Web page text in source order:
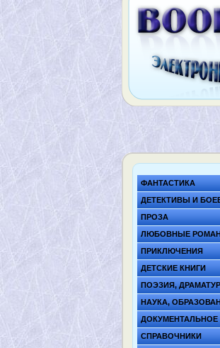
ФАНТАСТИКА
ДЕТЕКТИВЫ И
ПРОЗА
ЛЮБОВНЫЕ
ПРИКЛЮЧЕНИЯ
ДЕТСКИЕ КНИГИ
ПОЭЗИЯ,
НАУКА,
ДОКУМЕНТАЛЬНОЕ
СПРАВОЧНИКИ